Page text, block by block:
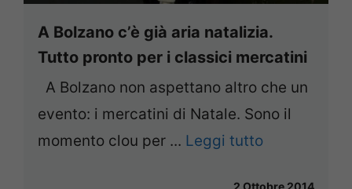
A Bolzano c’è già aria natalizia.
Tutto pronto per i classici mercatini
A Bolzano non aspettano altro che un
evento: i mercatini di Natale. Sono il
momento clou per ... Leggi tutto